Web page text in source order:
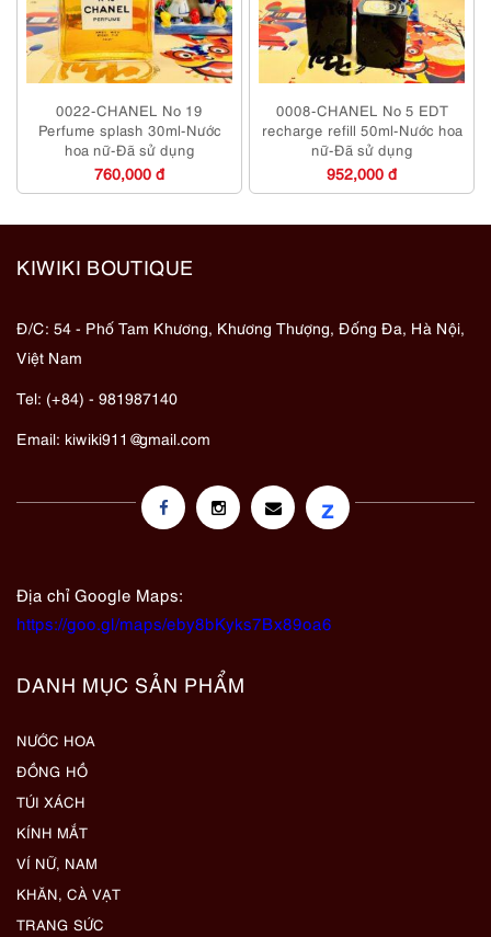
0022-CHANEL No 19
Perfume splash 30ml-Nước
hoa nữ-Đã sử dụng
760,000 đ
0008-CHANEL No 5 EDT
recharge refill 50ml-Nước hoa
nữ-Đã sử dụng
952,000 đ
KIWIKI BOUTIQUE
Đ/C: 54 - Phố Tam Khương, Khương Thượng, Đống Đa, Hà Nội,
Việt Nam
Tel: (+84) - 981987140
Email: kiwiki911@gmail.com
z
Địa chỉ Google Maps:
https://goo.gl/maps/eby8bKyks7Bx89oa6
DANH MỤC SẢN PHẨM
NƯỚC HOA
ĐỒNG HỒ
TÚI XÁCH
KÍNH MẮT
VÍ NỮ, NAM
KHĂN, CÀ VẠT
TRANG SỨC